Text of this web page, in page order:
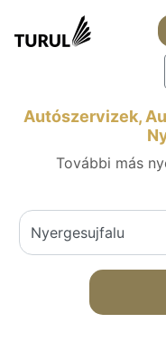
Autószervizek,
További más